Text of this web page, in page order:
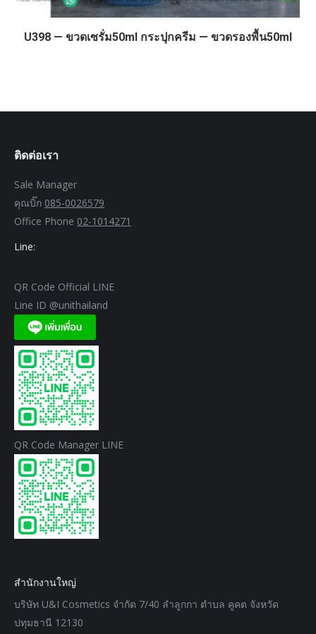
U398 — ขวดเซรั่ม50ml กระปุกครีม — ขวดรองพื้น50ml
ติดต่อเรา
Sale Manager
คุณบิ๊ก 085-0026579
Office Phone 02-1014271
Line:
QR Code Official LINE
Line ID @unithailand
QR Code Manager LINE
สำนักงานใหญ่
บริษัท U&I Cosmetics จำกัด 7/40 ลำลูกกา ตำบล คูคต จังหวัด
ปทุมธานี 12130